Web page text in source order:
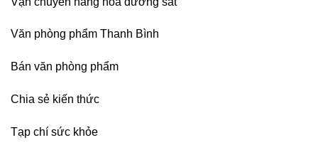
Nitto
tại
TP
Văn phòng phẩm Thanh Bình
Bán văn phòng phẩm
Chia sẻ kiến thức
Tạp chí sức khỏe